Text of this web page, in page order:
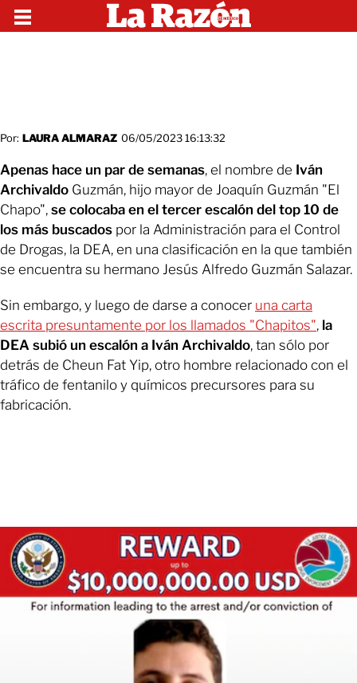
Por: LAURA ALMARAZ 06/05/2023 16:13:32
Apenas hace un par de semanas, el nombre de Iván
Archivaldo Guzmán, hijo mayor de Joaquín Guzmán "El
Chapo", se colocaba en el tercer escalón del top 10 de
los más buscados por la Administración para el Control
de Drogas, la DEA, en una clasificación en la que también
se encuentra su hermano Jesús Alfredo Guzmán Salazar.
Sin embargo, y luego de darse a conocer una carta
escrita presuntamente por los llamados "Chapitos", la
DEA subió un escalón a Iván Archivaldo, tan sólo por
detrás de Cheun Fat Yip, otro hombre relacionado con el
tráfico de fentanilo y químicos precursores para su
fabricación.